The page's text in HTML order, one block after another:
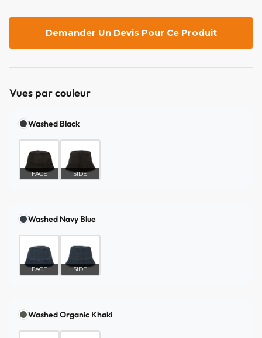
Demander Un Devis Pour Ce Produit
Vues par couleur
Washed Black
FACE SIDE
Washed Navy Blue
FACE SIDE
Washed Organic Khaki